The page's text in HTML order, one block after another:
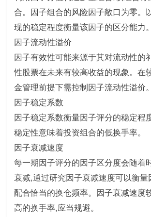
合。因子组合的风险因子敞口为零。
现的稳定程度衡量该因子的区分能力。
因子流动性溢价
因子有效性可能来源于其对流动性的
性股票在未来有较高收益的现象。在
金管理前提下需控制因子流动性溢价。
因子稳定系数
因子稳定系数衡量因子评分的稳定程
稳定性意味着投资组合的低换手率。
因子衰减速度
每一期因子评分的因子区分度会随着
衰减,通过研究因子衰减速度可以衡量
配合恰当的换仓频率。因子衰减速度
高的换手率,应当规避。